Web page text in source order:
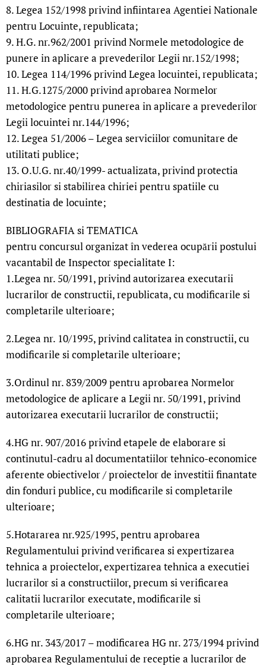
8. Legea 152/1998 privind infiintarea Agentiei Nationale
pentru Locuinte, republicata;
9. H.G. nr.962/2001 privind Normele metodologice de
punere in aplicare a prevederilor Legii nr.152/1998;
10. Legea 114/1996 privind Legea locuintei, republicata;
11. H.G.1275/2000 privind aprobarea Normelor
metodologice pentru punerea in aplicare a prevederilor
Legii locuintei nr.144/1996;
12. Legea 51/2006 – Legea serviciilor comunitare de
utilitati publice;
13. O.U.G. nr.40/1999- actualizata, privind protectia
chiriasilor si stabilirea chiriei pentru spatiile cu
destinatia de locuinte;
BIBLIOGRAFIA si TEMATICA
pentru concursul organizat în vederea ocupării postului
vacantabil de Inspector specialitate I:
1.Legea nr. 50/1991, privind autorizarea executarii
lucrarilor de constructii, republicata, cu modificarile si
completarile ulterioare;
2.Legea nr. 10/1995, privind calitatea in constructii, cu
modificarile si completarile ulterioare;
3.Ordinul nr. 839/2009 pentru aprobarea Normelor
metodologice de aplicare a Legii nr. 50/1991, privind
autorizarea executarii lucrarilor de constructii;
4.HG nr. 907/2016 privind etapele de elaborare si
continutul-cadru al documentatiilor tehnico-economice
aferente obiectivelor / proiectelor de investitii finantate
din fonduri publice, cu modificarile si completarile
ulterioare;
5.Hotararea nr.925/1995, pentru aprobarea
Regulamentului privind verificarea si expertizarea
tehnica a proiectelor, expertizarea tehnica a executiei
lucrarilor si a constructiilor, precum si verificarea
calitatii lucrarilor executate, modificarile si
completarile ulterioare;
6.HG nr. 343/2017 – modificarea HG nr. 273/1994 privind
aprobarea Regulamentului de receptie a lucrarilor de